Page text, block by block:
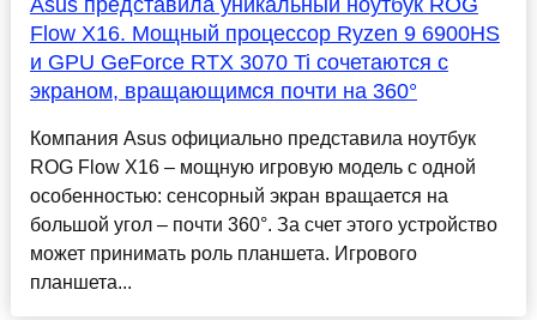
Asus представила уникальный ноутбук ROG
Flow X16. Мощный процессор Ryzen 9 6900HS
и GPU GeForce RTX 3070 Ti сочетаются с
экраном, вращающимся почти на 360°
Компания Asus официально представила ноутбук
ROG Flow X16 – мощную игровую модель с одной
особенностью: сенсорный экран вращается на
большой угол – почти 360°. За счет этого устройство
может принимать роль планшета. Игрового
планшета...